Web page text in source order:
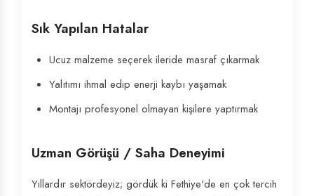
Sık Yapılan Hatalar
Ucuz malzeme seçerek ileride masraf çıkarmak
Yalıtımı ihmal edip enerji kaybı yaşamak
Montajı profesyonel olmayan kişilere yaptırmak
Uzman Görüşü / Saha Deneyimi
Yıllardır sektördeyiz; gördük ki Fethiye'de en çok tercih